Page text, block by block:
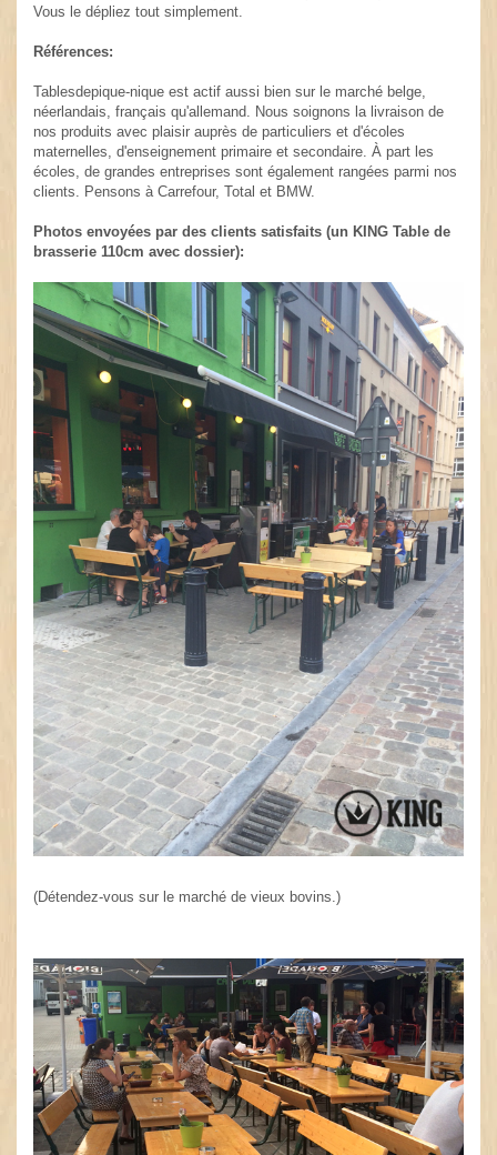
Vous le dépliez tout simplement.
Références:
Tablesdepique-nique est actif aussi bien sur le marché belge,
néerlandais, français qu'allemand. Nous soignons la livraison de
nos produits avec plaisir auprès de particuliers et d'écoles
maternelles, d'enseignement primaire et secondaire. À part les
écoles, de grandes entreprises sont également rangées parmi nos
clients. Pensons à Carrefour, Total et BMW.
Photos envoyées par des clients satisfaits (un KING Table de
brasserie 110cm avec dossier):
(Détendez-vous sur le marché de vieux bovins.)